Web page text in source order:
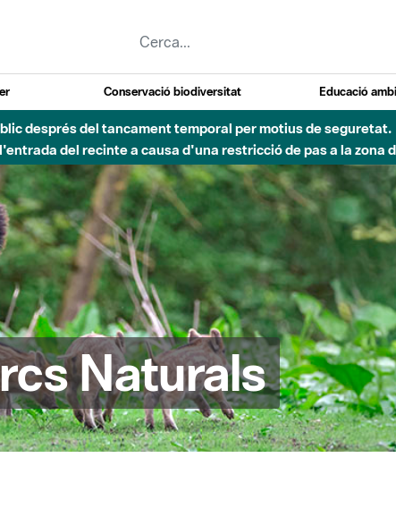
Conservació biodiversitat Educació
després del tancament temporal per motius de seguretat.
del recinte a causa d'una restricció de pas a la zona
Naturals